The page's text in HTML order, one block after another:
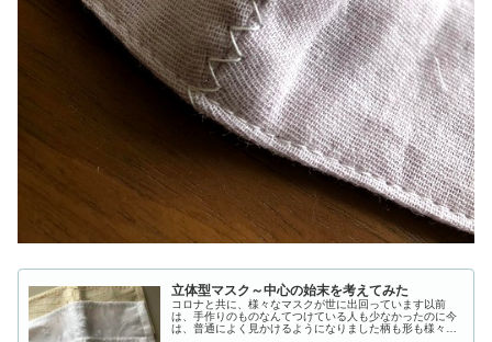
立体型マスク～中心の始末を考えてみた
コロナと共に、様々なマスクが世に出回っています以前
は、手作りのものなんてつけている人も少なかったのに今
は、普通によく見かけるようになりました柄も形も様々